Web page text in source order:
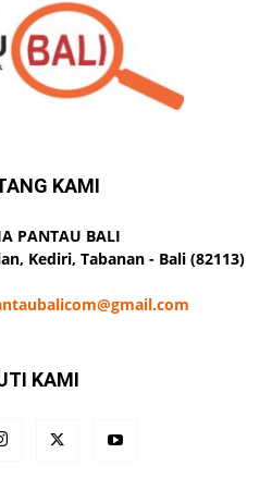
KAMI
PANTAU BALI
Kediri, Tabanan - Bali (82113)
KAMI